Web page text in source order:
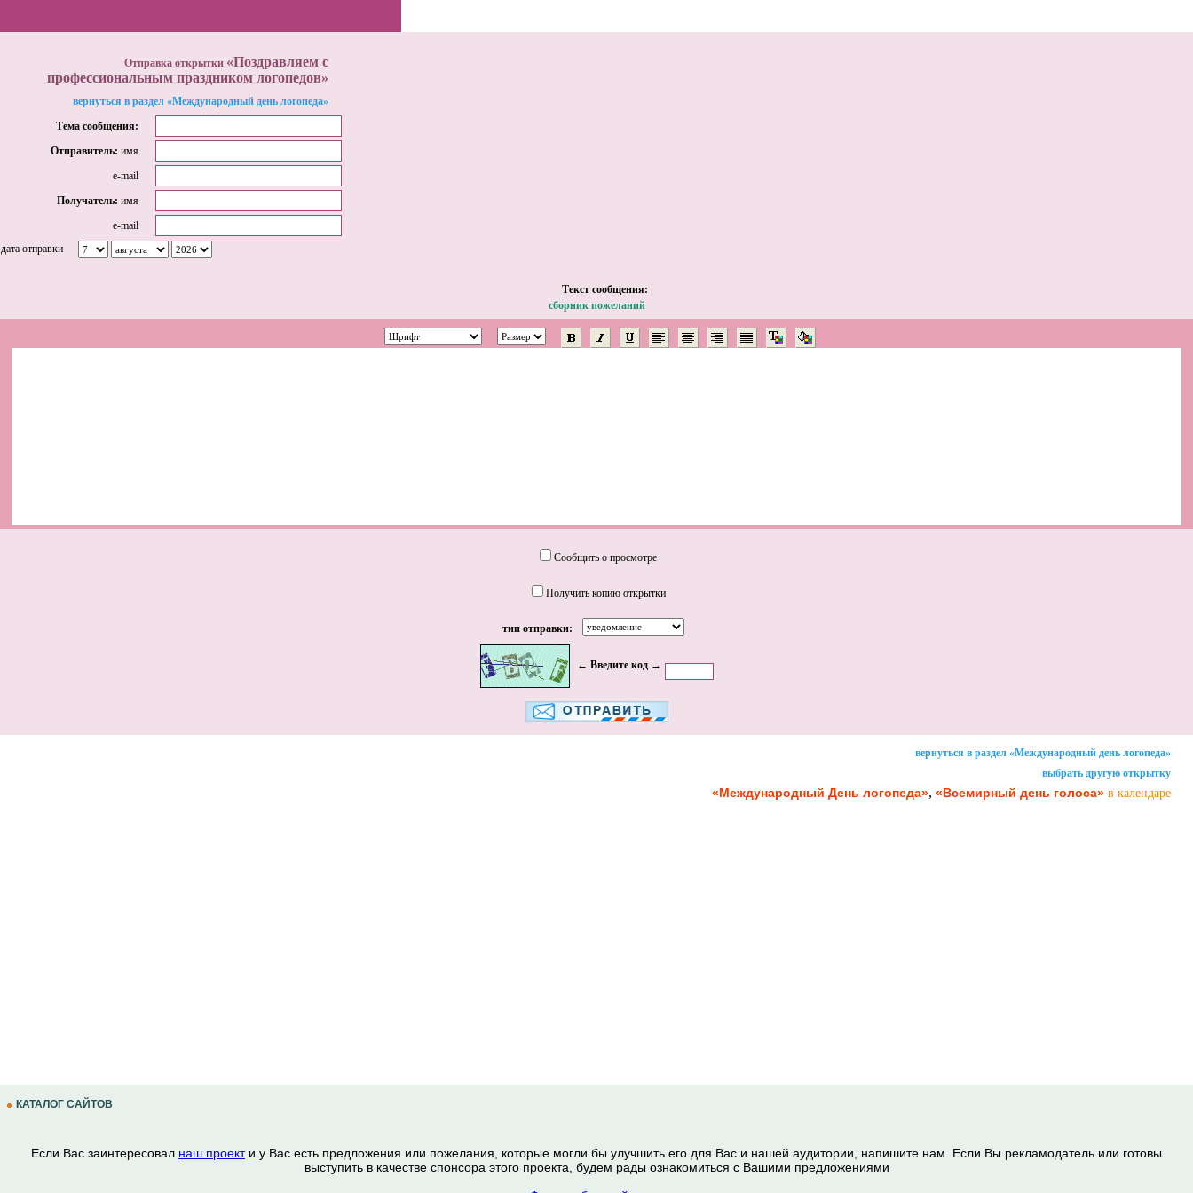
Отправка открытки «Поздравляем с
профессиональным праздником логопедов»
вернуться в раздел «Международный день логопеда»
Тема сообщения:
Отправитель: имя
e-mail
Получатель: имя
e-mail
дата отправки
Tекст сообщения:
сборник пожеланий
Сообщить о просмотре
Получить копию открытки
тип отправки:
← Введите код →
вернуться в раздел «Международный день логопеда»
выбрать другую открытку
«Международный День логопеда», «Всемирный день голоса» в календаре
КАТАЛОГ САЙТОВ
Если Вас заинтересовал наш проекти у Вас есть предложения или пожелания, которые могли бы улучшить его для Вас и нашей аудитории, напишите нам. Если Вы рекламодатель или готовы
выступить в качестве спонсора этого проекта, будем рады ознакомиться с Вашими предложениями